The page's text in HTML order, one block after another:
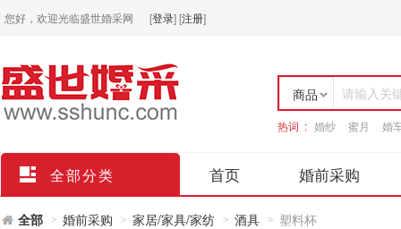
您好，欢迎光临盛世婚采网 [登录][注册]
商品
店铺
请输入关
热词 : 婚纱 蜜月 婚
全部分类 首页 婚前采购
全部 > 婚前采购 > 家居/家具/家纺 > 酒具 > 塑料杯